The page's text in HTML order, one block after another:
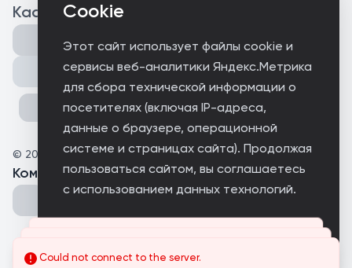
Cookie
Этот сайт использует файлы cookie и
сервисы веб-аналитики Яндекс.Метрика
для сбора технической информации о
посетителях (включая IP-адреса,
данные о браузере, операционной
системе и страницах сайта). Продолжая
пользоваться сайтом, вы соглашаетесь
с использованием данных технологий.
KadnikoR
Поделиться
© 2025 KadnikoR
Комментарии(0 )
Could not connect to the server.